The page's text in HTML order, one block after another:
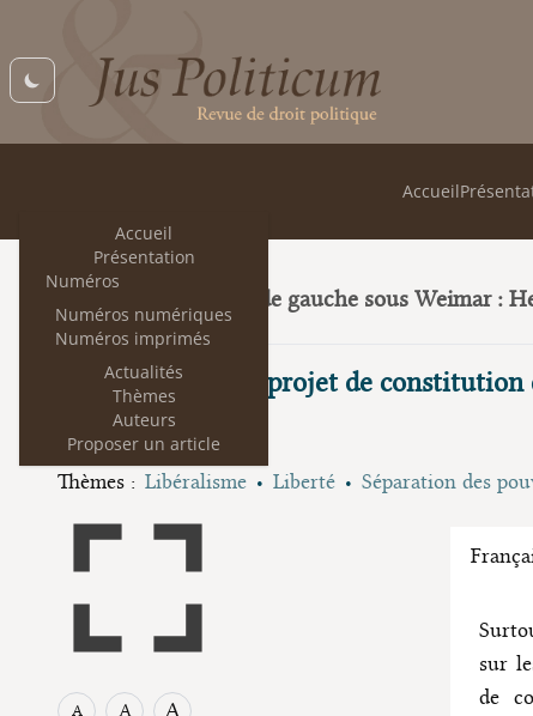
Accueil
Présentation
Numéros
Numéros numériques
Numéros imprimés
Actualités
Thèmes
Auteurs
Proposer un article
Accueil
Trois juristes de gauche sous Weimar :
Remarques sur le projet de
Bernard Quiriny
Thèmes : Libéralisme Liberté Séparation des
A A A
sur
de